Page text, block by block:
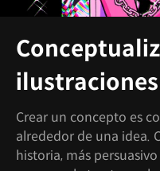
ilustraciones
Crear un concepto es
alrededor de una idea.
historia, más